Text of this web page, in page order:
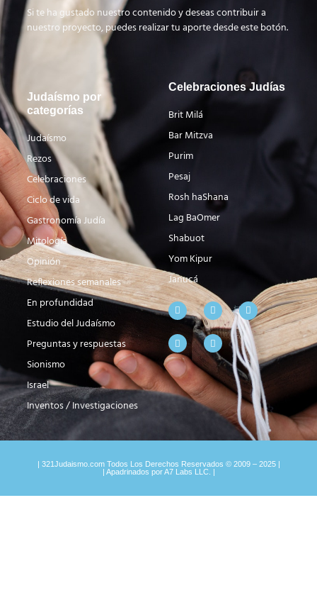
Si te ha gustado nuestro contenido y deseas contribuir a
nuestro proyecto, puedes realizar tu aporte desde este botón.
Judaísmo por
categorías
Judaísmo
Rezos
Celebraciones
Ciclo de vida
Gastronomía Judía
Mitología
Opinión
Reflexiones semanales
En profundidad
Estudio del Judaísmo
Preguntas y respuestas
Sionismo
Israel
Inventos / Investigaciones
Celebraciones Judías
Brit Milá
Bar Mitzva
Purim
Pesaj
Rosh haShana
Lag BaOmer
Shabuot
Yom Kipur
Janucá
| 321Judaismo.com Todos Los Derechos Reservados © 2009 – 2025 |
| Apadrinados por A7 Labs LLC. |